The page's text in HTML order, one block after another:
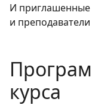
И приглашенные
и
курса